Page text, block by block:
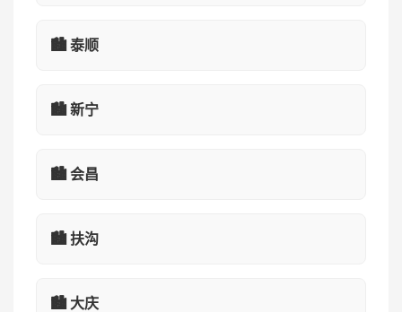
🏙️ 泰顺
🏙️ 新宁
🏙️ 会昌
🏙️ 扶沟
🏙️ 大庆